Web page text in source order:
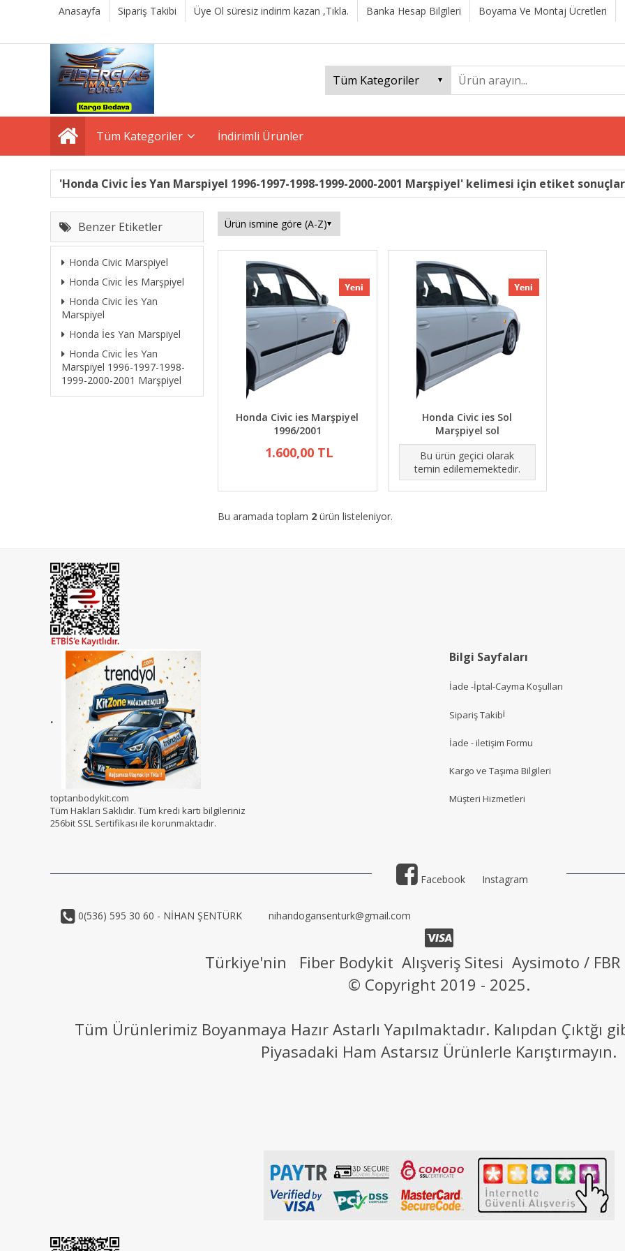
Anasayfa Sipariş Takibi Üye Ol süresiz indirim kazan ,Tıkla. Banka Hesap Bilgileri Boyama Ve Montaj Ücretleri
Tüm Kategoriler İndirimli Ürünler
'Honda Civic İes Yan Marspiyel 1996-1997-1998-1999-2000-2001 Marşpiyel' kelimesi için etiket
Benzer Etiketler
Honda Civic Marspiyel
Honda Civic İes Marşpiyel
Honda Civic İes Yan
Marspiyel
Honda İes Yan Marspiyel
Honda Civic İes Yan
Marspiyel 1996-1997-1998-
1999-2000-2001 Marşpiyel
Honda Civic ies Marşpiyel
1996/2001
1.600,00 TL
Honda Civic ies Sol
Marşpiyel sol
Bu ürün geçici olarak
temin edilememektedir.
Bu aramada toplam 2 ürün listeleniyor.
.
toptanbodykit.com
Tüm Hakları Saklıdır. Tüm kredi kartı bilgileriniz
256bit SSL Sertifikası ile korunmaktadır.
Bilgi Sayfaları
İade -İptal-Cayma Koşulları
Sipariş Takibi
İade - iletişim Formu
Kargo ve Taşıma Bilgileri
Müşteri Hizmetleri
Facebook Instagram
0(536) 595 30 60 - NİHAN ŞENTÜRK nihandogansenturk@gmail.com
Türkiye'nin Fiber Bodykit Alışveriş Sitesi Aysimoto / FBR
© Copyright 2019 - 2025.
Tüm Ürünlerimiz Boyanmaya Hazır Astarlı Yapılmaktadır. Kalıpdan Çıktğı
Piyasadaki Ham Astarsız Ürünlerle Karıştırmayın.